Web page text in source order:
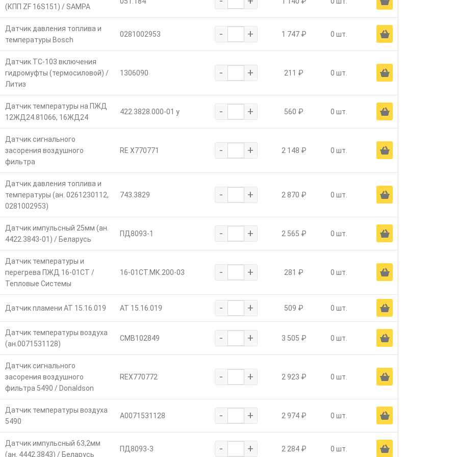
(КПП ZF 16S151) / SAMPA
Датчик давления топлива и
температуры Bosch
0281002953 - + 1 747 ₽ 0 шт. Ä
Датчик ТС-103 включения
гидромуфты (термосиловой) /
Литиз
1306090 - + 211 ₽ 0 шт. Ä
Датчик температуры на ПЖД
12ЖД24.81066, 16ЖД24
422.3828.000-01 у - + 560 ₽ 0 шт. Ä
Датчик сигнального
засорения воздушного
фильтра
RE X770771 - + 2 148 ₽ 0 шт. Ä
Датчик давления топлива и
температуры (ан. 0261230112,
0281002953)
743.3829 - + 2 870 ₽ 0 шт. Ä
Датчик импульсный 25мм (ан.
4422.3843-01) / Беларусь
ПД8093-1 - + 2 565 ₽ 0 шт. Ä
Датчик температуры и
перегрева ПЖД 16-01СТ /
Тепловые Системы
16-01СТ.МК.200-03 - + 281 ₽ 0 шт. Ä
Датчик пламени АТ 15.16.019 АТ 15.16.019 - + 509 ₽ 0 шт. Ä
Датчик температуры воздуха
(ан.0071531128)
CMB102849 - + 3 505 ₽ 0 шт. Ä
Датчик сигнального
засорения воздушного
фильтра 5490 / Donaldson
REX770772 - + 2 923 ₽ 0 шт. Ä
Датчик температуры воздуха
5490
A0071531128 - + 2 974 ₽ 0 шт. Ä
Датчик импульсный 63,2мм
(ан. 4442.3843) / Беларусь
ПД8093-3 - + 2 284 ₽ 0 шт. Ä